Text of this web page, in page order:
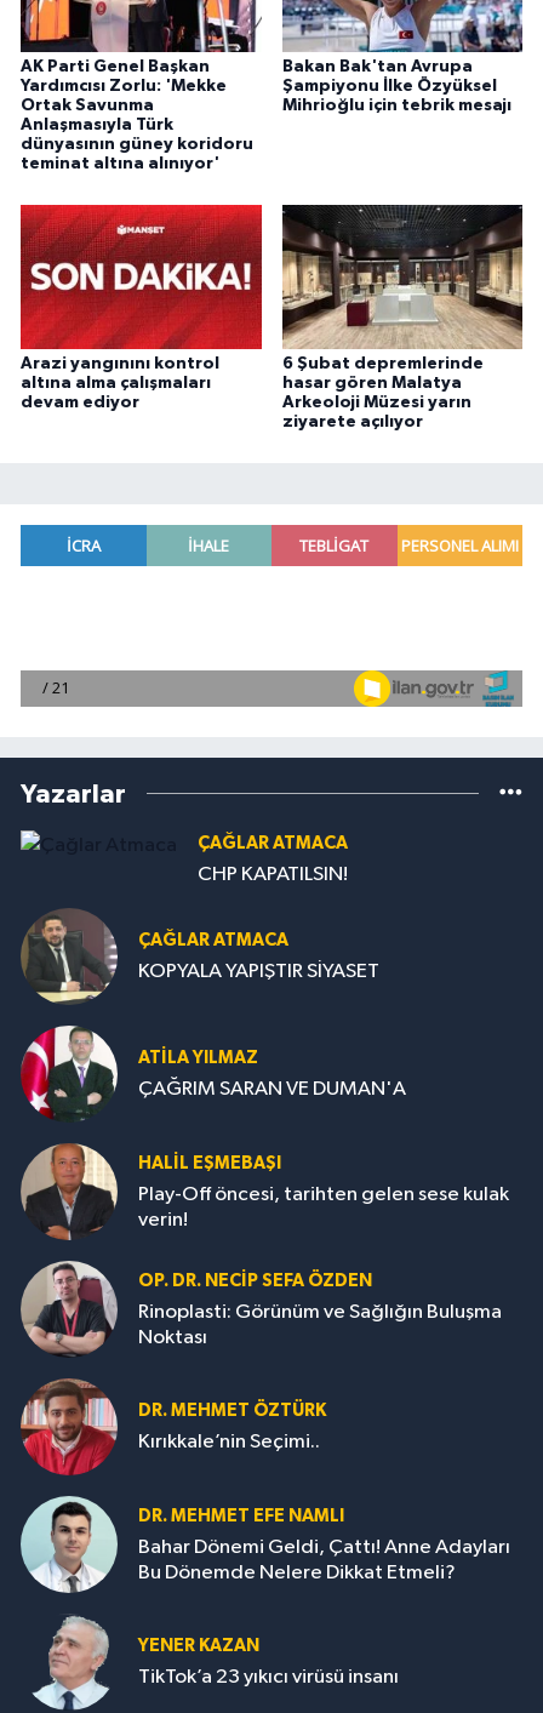
AK Parti Genel Başkan
Yardımcısı Zorlu: 'Mekke
Ortak Savunma
Anlaşmasıyla Türk
dünyasının güney koridoru
teminat altına alınıyor'
Bakan Bak'tan Avrupa
Şampiyonu İlke Özyüksel
Mihrioğlu için tebrik mesajı
Arazi yangınını kontrol
altına alma çalışmaları
devam ediyor
6 Şubat depremlerinde
hasar gören Malatya
Arkeoloji Müzesi yarın
ziyarete açılıyor
Yazarlar
ÇAĞLAR ATMACA
CHP KAPATILSIN!
ÇAĞLAR ATMACA
KOPYALA YAPIŞTIR SİYASET
ATILA YILMAZ
ÇAĞRIM SARAN VE DUMAN'A
HALIL EŞMEBAŞI
Play-Off öncesi, tarihten gelen sese kulak
verin!
OP. DR. NECIP SEFA ÖZDEN
Rinoplasti: Görünüm ve Sağlığın Buluşma
Noktası
DR. MEHMET ÖZTÜRK
Kırıkkale’nin Seçimi..
DR. MEHMET EFE NAMLI
Bahar Dönemi Geldi, Çattı! Anne Adayları
Bu Dönemde Nelere Dikkat Etmeli?
YENER KAZAN
TikTok’a 23 yıkıcı virüsü insanı